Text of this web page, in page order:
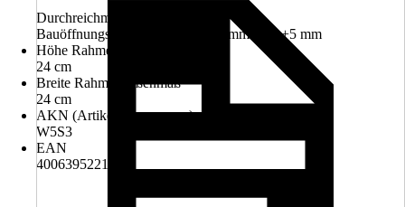
Durchreichmaß: A3 -32 mm x B3
Bauöffnungsmaß (BÖM): A1 +5 mm / B1 +5 mm
Höhe Rahmenaußenmaß
24 cm
Breite Rahmenaußenmaß
24 cm
AKN (Artikelkurznummer)
W5S3
EAN
4006395221200